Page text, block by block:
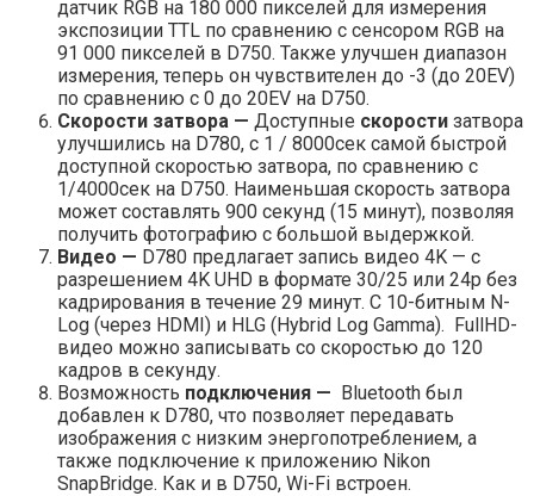
датчик RGB на 180 000 пикселей для измерения
экспозиции TTL по сравнению с сенсором RGB на
91 000 пикселей в D750. Также улучшен диапазон
измерения, теперь он чувствителен до -3 (до 20EV)
по сравнению с 0 до 20EV на D750.
Скорости затвора — Доступные скорости затвора
улучшились на D780, с 1 / 8000сек самой быстрой
доступной скоростью затвора, по сравнению с
1/4000сек на D750. Наименьшая скорость затвора
может составлять 900 секунд (15 минут), позволяя
получить фотографию с большой выдержкой.
Видео — D780 предлагает запись видео 4K — с
разрешением 4K UHD в формате 30/25 или 24p без
кадрирования в течение 29 минут. С 10-битным N-
Log (через HDMI) и HLG (Hybrid Log Gamma). FullHD-
видео можно записывать со скоростью до 120
кадров в секунду.
Возможность подключения — Bluetooth был
добавлен к D780, что позволяет передавать
изображения с низким энергопотреблением, а
также подключение к приложению Nikon
SnapBridge. Как и в D750, Wi-Fi встроен.